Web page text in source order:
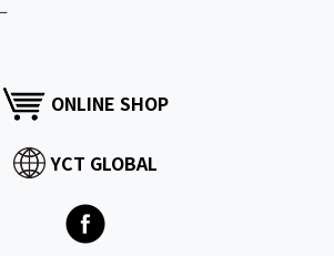
ONLINE SHOP
YCT GLOBAL